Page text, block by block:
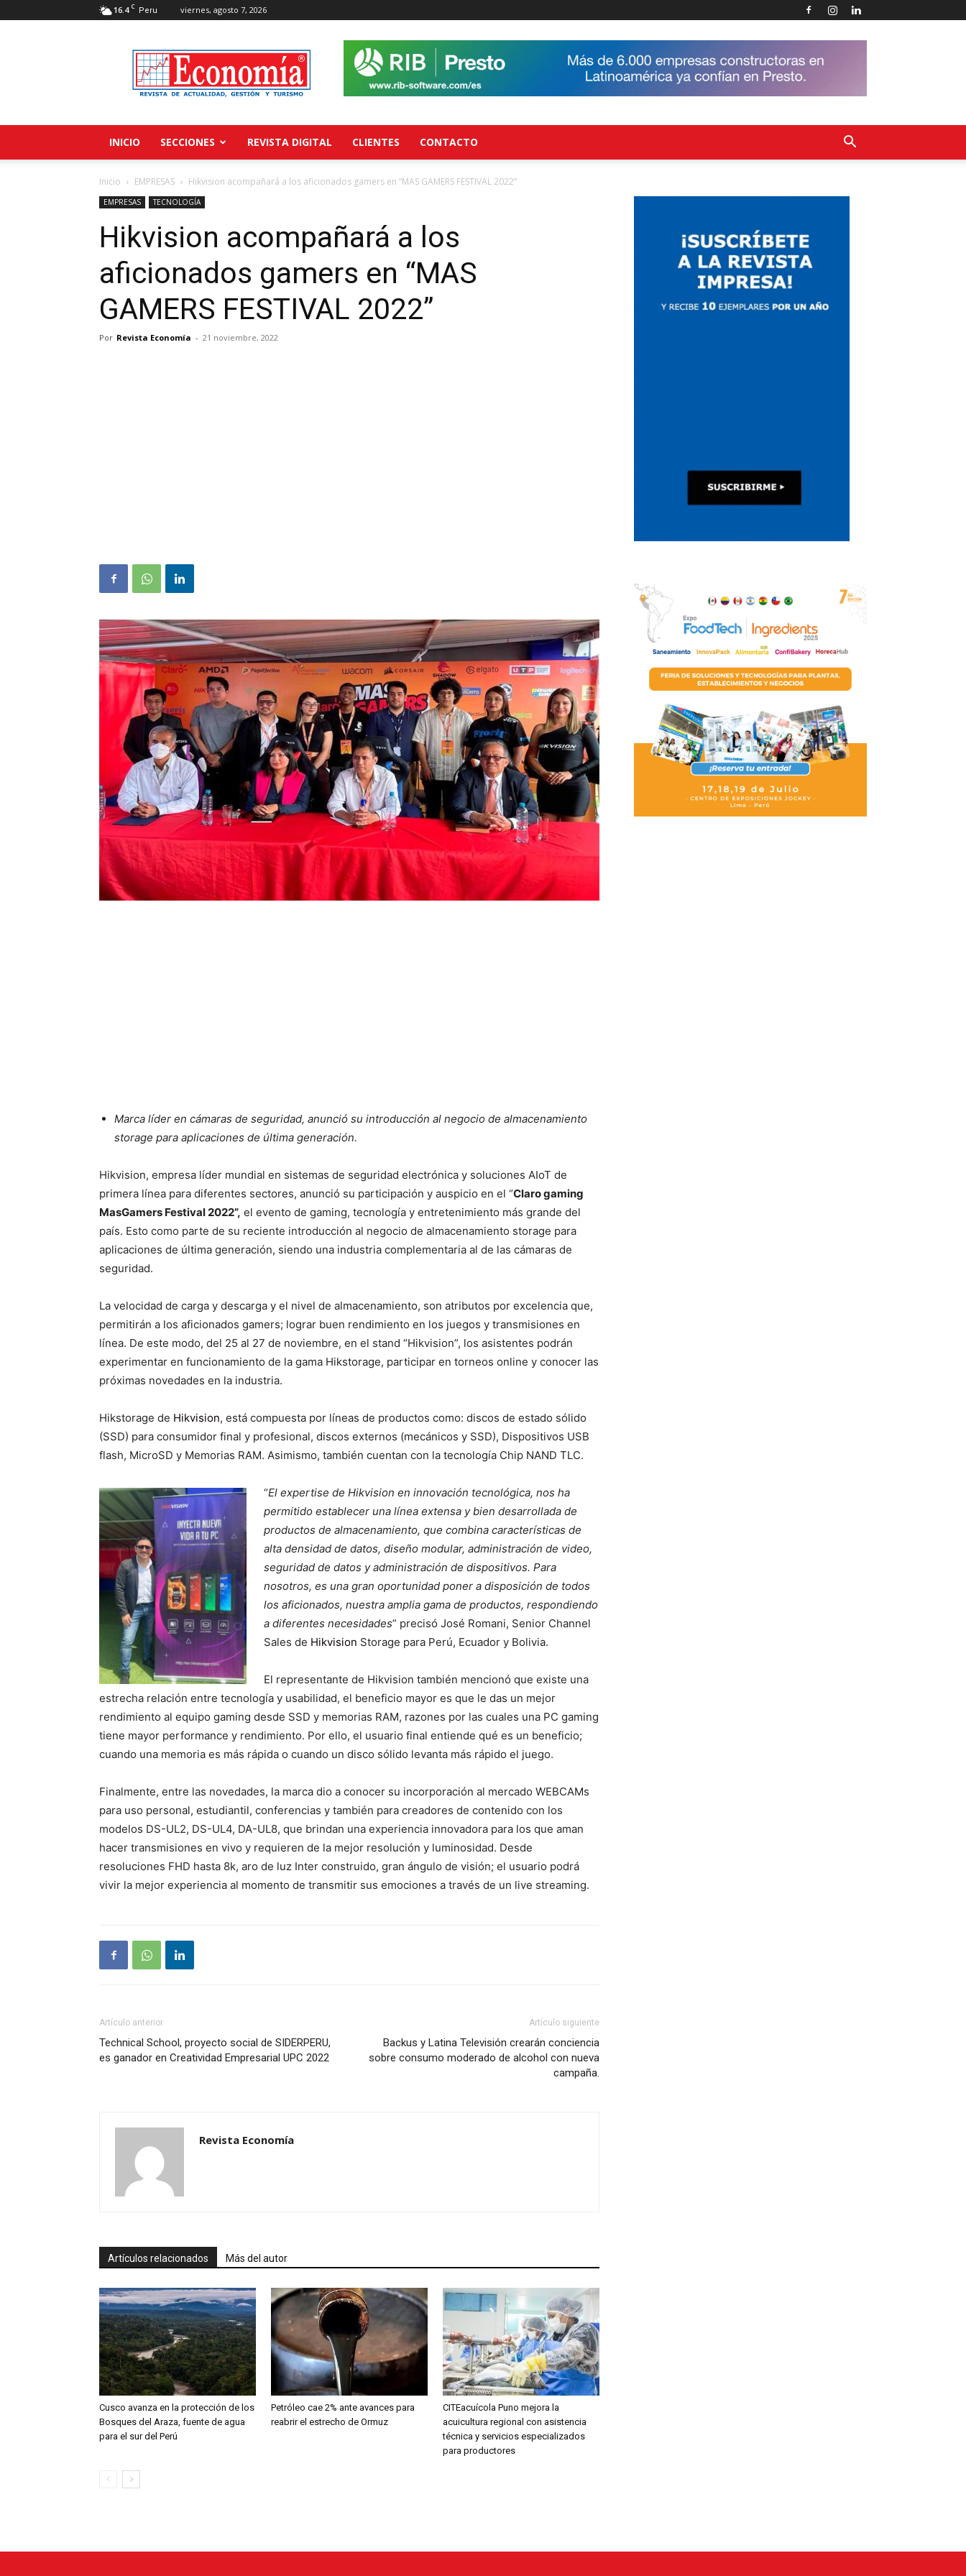
16.4 C Peru viernes, agosto 7, 2026
Revista
Economía
INICIO SECCIONES REVISTA DIGITAL CLIENTES CONTACTO
Inicio EMPRESAS Hikvision acompañará a los aficionados gamers en “MAS GAMERS FESTIVAL 2022”
EMPRESAS TECNOLOGÍA
Hikvision acompañará a los
aficionados gamers en “MAS
GAMERS FESTIVAL 2022”
Por Revista Economía - 21 noviembre, 2022
Marca líder en cámaras de seguridad, anunció su introducción al negocio de almacenamiento
storage para aplicaciones de última generación.
Hikvision, empresa líder mundial en sistemas de seguridad electrónica y soluciones AIoT de
primera línea para diferentes sectores, anunció su participación y auspicio en el “Claro gaming
MasGamers Festival 2022”, el evento de gaming, tecnología y entretenimiento más grande del
país. Esto como parte de su reciente introducción al negocio de almacenamiento storage para
aplicaciones de última generación, siendo una industria complementaria al de las cámaras de
seguridad.
La velocidad de carga y descarga y el nivel de almacenamiento, son atributos por excelencia que,
permitirán a los aficionados gamers; lograr buen rendimiento en los juegos y transmisiones en
línea. De este modo, del 25 al 27 de noviembre, en el stand “Hikvision”, los asistentes podrán
experimentar en funcionamiento de la gama Hikstorage, participar en torneos online y conocer las
próximas novedades en la industria.
Hikstorage de Hikvision, está compuesta por líneas de productos como: discos de estado sólido
(SSD) para consumidor final y profesional, discos externos (mecánicos y SSD), Dispositivos USB
flash, MicroSD y Memorias RAM. Asimismo, también cuentan con la tecnología Chip NAND TLC.
“El expertise de Hikvision en innovación tecnológica, nos ha
permitido establecer una línea extensa y bien desarrollada de
productos de almacenamiento, que combina características de
alta densidad de datos, diseño modular, administración de video,
seguridad de datos y administración de dispositivos. Para
nosotros, es una gran oportunidad poner a disposición de todos
los aficionados, nuestra amplia gama de productos, respondiendo
a diferentes necesidades” precisó José Romani, Senior Channel
Sales de Hikvision Storage para Perú, Ecuador y Bolivia.
El representante de Hikvision también mencionó que existe una
estrecha relación entre tecnología y usabilidad, el beneficio mayor es que le das un mejor
rendimiento al equipo gaming desde SSD y memorias RAM, razones por las cuales una PC gaming
tiene mayor performance y rendimiento. Por ello, el usuario final entiende qué es un beneficio;
cuando una memoria es más rápida o cuando un disco sólido levanta más rápido el juego.
Finalmente, entre las novedades, la marca dio a conocer su incorporación al mercado WEBCAMs
para uso personal, estudiantil, conferencias y también para creadores de contenido con los
modelos DS-UL2, DS-UL4, DA-UL8, que brindan una experiencia innovadora para los que aman
hacer transmisiones en vivo y requieren de la mejor resolución y luminosidad. Desde
resoluciones FHD hasta 8k, aro de luz Inter construido, gran ángulo de visión; el usuario podrá
vivir la mejor experiencia al momento de transmitir sus emociones a través de un live streaming.
Artículo anterior
Technical School, proyecto social de SIDERPERU,
es ganador en Creatividad Empresarial UPC 2022
Artículo siguiente
Backus y Latina Televisión crearán conciencia
sobre consumo moderado de alcohol con nueva
campaña.
Revista Economía
Artículos relacionados Más del autor
Cusco avanza en la protección de los
Bosques del Araza, fuente de agua
para el sur del Perú
Petróleo cae 2% ante avances para
reabrir el estrecho de Ormuz
CITEacuícola Puno mejora la
acuicultura regional con asistencia
técnica y servicios especializados
para productores